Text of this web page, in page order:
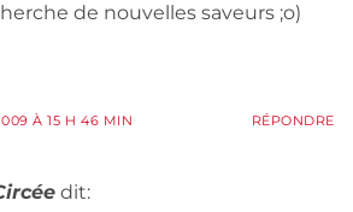
de nouvelles saveurs ;o)
À 15 H 46 MIN RÉPONDRE
dit: